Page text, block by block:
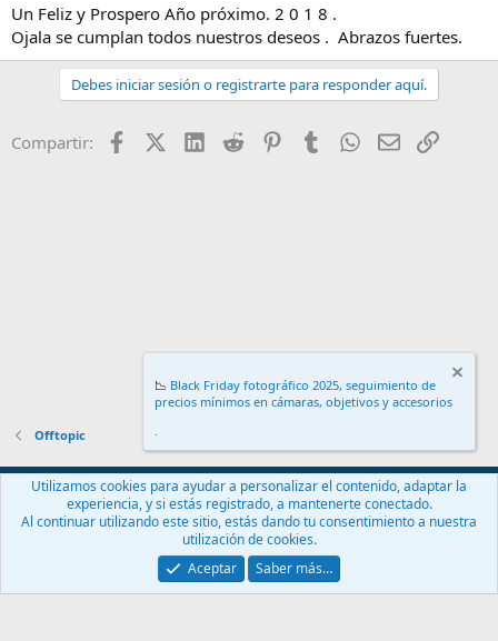
Un Feliz y Prospero Año próximo. 2 0 1 8 .
Ojala se cumplan todos nuestros deseos . Abrazos fuertes.
Debes iniciar sesión o registrarte para responder aquí.
Compartir: FacebookX (Twitter)
LinkedIn
Reddit PinterestTumblr WhatsApp
EmailEnlace
Offtopic
Español (ES)
Contáctanos
Términos y reglas Política de privacidad
Ayuda
Community platform by XenForo® © 2010-2024 XenForo Ltd.
📉 Black Friday fotográfico 2025, seguimiento de
precios mínimos en cámaras, objetivos y accesorios
.
Utilizamos cookies para ayudar a personalizar el contenido, adaptar la
experiencia, y si estás registrado, a mantenerte conectado.
Al continuar utilizando este sitio, estás dando tu consentimiento a nuestra
utilización de cookies.
Aceptar
Saber más…